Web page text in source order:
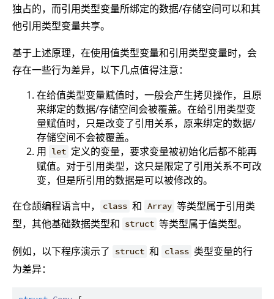
独占的，而引用类型变量所绑定的数据/存储空间可以和其
他引用类型变量共享。
基于上述原理，在使用值类型变量和引用类型变量时，会
存在一些行为差异，以下几点值得注意：
在给值类型变量赋值时，一般会产生拷贝操作，且原
来绑定的数据/存储空间会被覆盖。在给引用类型变
量赋值时，只是改变了引用关系，原来绑定的数据/
存储空间不会被覆盖。
用 let 定义的变量，要求变量被初始化后都不能再
赋值。对于引用类型，这只是限定了引用关系不可改
变，但是所引用的数据是可以被修改的。
在仓颉编程语言中，
class 和 Array 等类型属于引用类
型，其他基础数据类型和 struct 等类型属于值类型。
例如，以下程序演示了 struct 和 class 类型变量的行
为差异：